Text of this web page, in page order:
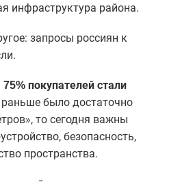
инфраструктура района.
запросы россиян к
75% покупателей стали
раньше было достаточно
то сегодня важны
безопасность,
пространства.